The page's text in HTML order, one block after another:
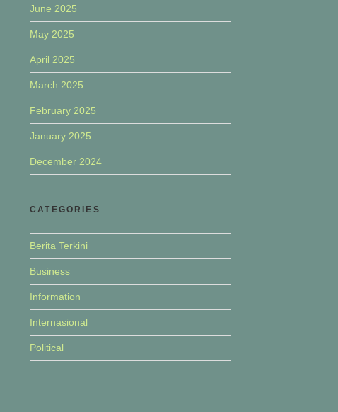
June 2025
May 2025
April 2025
March 2025
February 2025
January 2025
December 2024
CATEGORIES
Berita Terkini
Business
Information
Internasional
Political